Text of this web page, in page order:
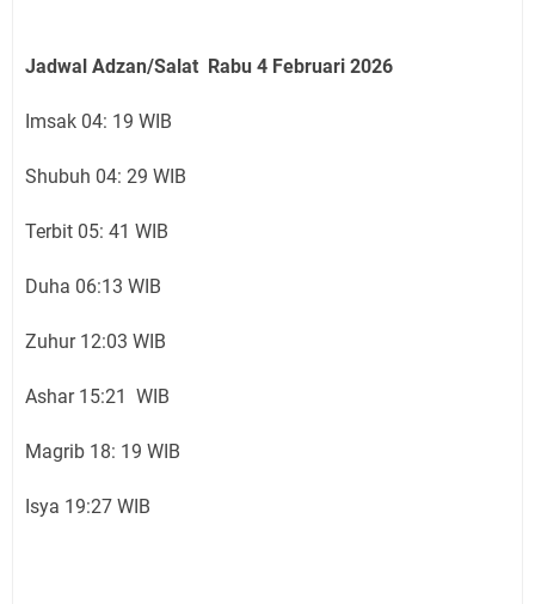
Jadwal Adzan/Salat Rabu 4 Februari 2026
Imsak 04: 19 WIB
Shubuh 04: 29 WIB
Terbit 05: 41 WIB
Duha 06:13 WIB
Zuhur 12:03 WIB
Ashar 15:21 WIB
Magrib 18: 19 WIB
Isya 19:27 WIB